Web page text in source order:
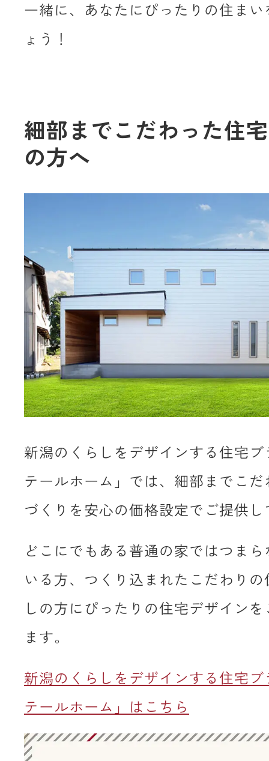
一緒に、あなたにぴったりの住ま
ょう！
細部までこだわった住
の方へ
新潟のくらしをデザインする住宅
テールホーム」では、細部までこ
づくりを安心の価格設定でご提供
どこにでもある普通の家ではつま
いる方、つくり込まれたこだわり
しの方にぴったりの住宅デザイン
ます。
新潟のくらしをデザインする住宅
テールホーム」はこちら